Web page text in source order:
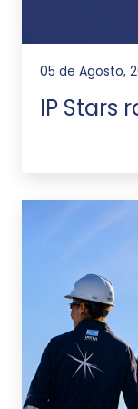
05 de Agosto,
IP Stars